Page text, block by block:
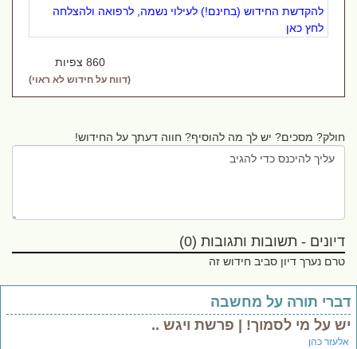
להקדשת החידוש (בחינם!) לעילוי נשמה, לרפואה ולהצלחה
לחץ כאן
860 צפיות
(דווח על חידוש לא ראוי)
חולק? מסכים? יש לך מה להוסיף? חווה דעתך על החידוש!
דיונים - תשובות ותגובות (0)
טרם נערך דיון סביב חידוש זה
תורה על מחשבה
על מי לסמוך! | פרשת ויגש ..
כהן